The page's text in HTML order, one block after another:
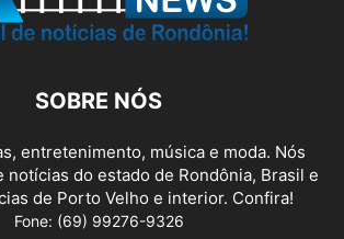
SOBRE NÓS
entretenimento, música e moda. Nós
do estado de Rondônia, Brasil e
de Porto Velho e interior. Confira!
Fone: (69) 99276-9326